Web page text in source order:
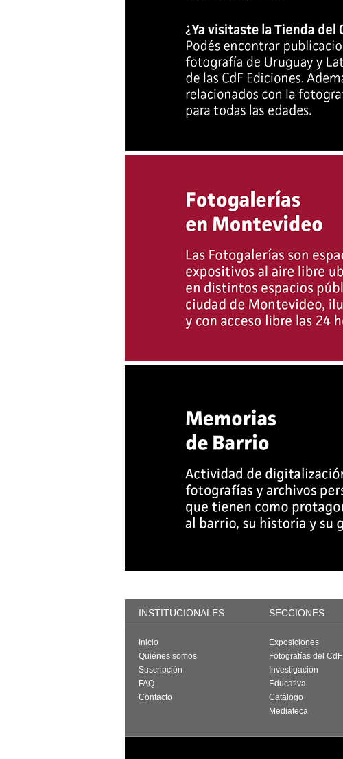
INSTITUCIONALES SECCIONES
Inicio
Quiénes somos
Suscripción
FAQ
Contacto
Exposiciones
Fotografías del CdF
Investigación
Educativa
Catálogo
Mediateca